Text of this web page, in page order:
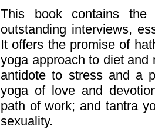
This book contains
outstanding interviews,
It offers the promise of
yoga approach to diet
antidote to stress and a
yoga of love and
path of work; and tantra
sexuality.